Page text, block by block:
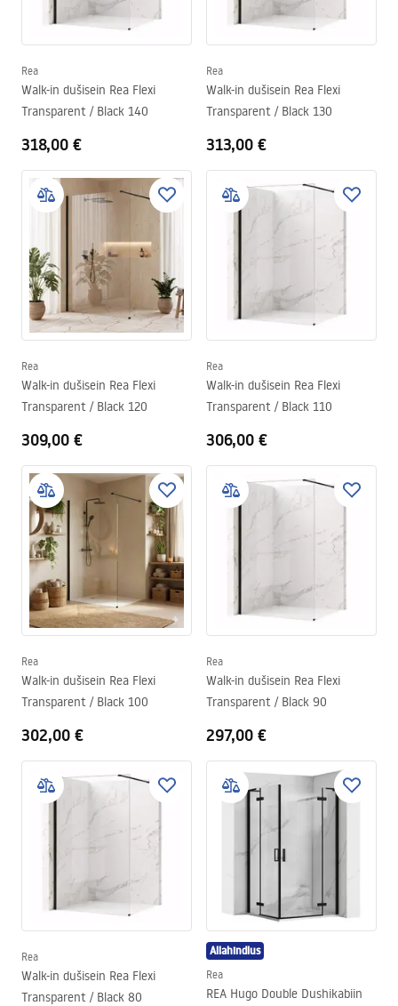
Rea
Walk-in dušisein Rea Flexi
Transparent / Black 140
318,00 €
Rea
Walk-in dušisein Rea Flexi
Transparent / Black 130
313,00 €
Rea
Walk-in dušisein Rea Flexi
Transparent / Black 120
309,00 €
Rea
Walk-in dušisein Rea Flexi
Transparent / Black 110
306,00 €
Rea
Walk-in dušisein Rea Flexi
Transparent / Black 100
302,00 €
Rea
Walk-in dušisein Rea Flexi
Transparent / Black 90
297,00 €
Rea
Walk-in dušisein Rea Flexi
Transparent / Black 80
Allahindlus
Rea
REA Hugo Double Dushikabiin